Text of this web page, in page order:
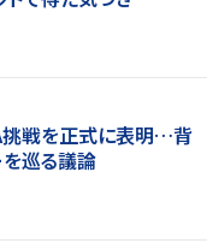
挑戦を正式に表明…背
を巡る議論